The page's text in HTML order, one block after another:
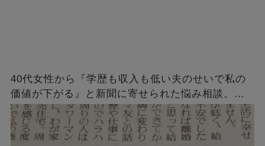
40代女性から『学歴も収入も低い夫のせいで私の
価値が下がる』と新聞に寄せられた悩み相談。
→「回答によく言ってくれた！」「ど正論」